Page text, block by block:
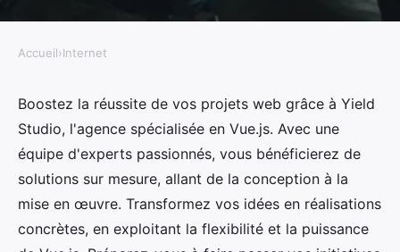
Élevez vos projets web avec
l'agence vue js yield studio
Yasmine•30 octobre 2024•10 min de lecture
Accueil›Internet
Boostez la réussite de vos projets web grâce à Yield
Studio, l'agence spécialisée en Vue.js. Avec une
équipe d'experts passionnés, vous bénéficierez de
solutions sur mesure, allant de la conception à la
mise en œuvre. Transformez vos idées en réalisations
concrètes, en exploitant la flexibilité et la puissance